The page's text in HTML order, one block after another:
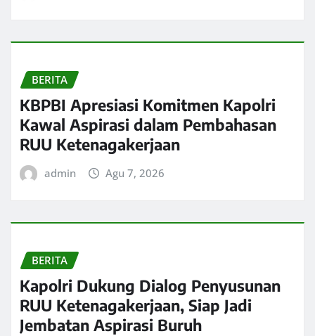
BERITA
KBPBI Apresiasi Komitmen Kapolri
Kawal Aspirasi dalam Pembahasan
RUU Ketenagakerjaan
admin Agu 7, 2026
BERITA
Kapolri Dukung Dialog Penyusunan
RUU Ketenagakerjaan, Siap Jadi
Jembatan Aspirasi Buruh